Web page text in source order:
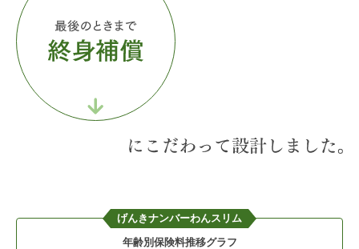
げんきナンバーわんスリム
年齢別保険料推移グラフ